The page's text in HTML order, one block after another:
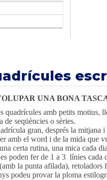
UNA BONA
quadrícules amb petits motius,
de seqüències o sèries.
gran, després la mitjana
amb el word i de la mida que
certa rutina, una mica cada
poden fer de 1 a 3 línies cada
la punta afilada), retoladors
podeu provar la ploma